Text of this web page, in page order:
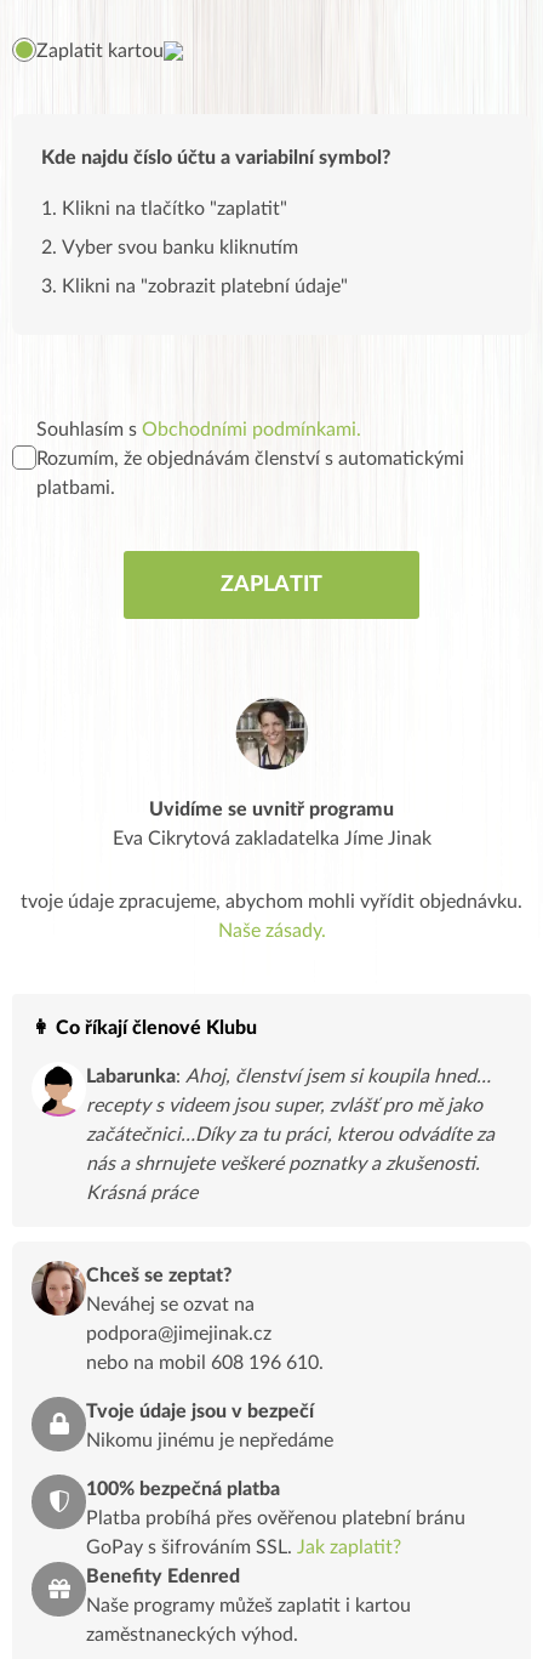
Zaplatit kartou
Kde najdu číslo účtu a variabilní symbol?
Klikni na tlačítko "zaplatit"
Vyber svou banku kliknutím
Klikni na "zobrazit platební údaje"
Souhlasím s Obchodními podmínkami.
Rozumím, že objednávám členství s automatickými
platbami.
Uvidíme se uvnitř programu
Eva Cikrytová zakladatelka Jíme Jinak
tvoje údaje zpracujeme, abychom mohli vyřídit objednávku.
Naše zásady.
👩 Co říkají členové Klubu
Labarunka: Ahoj, členství jsem si koupila hned…
recepty s videem jsou super, zvlášť pro mě jako
začátečnici…Díky za tu práci, kterou odvádíte za
nás a shrnujete veškeré poznatky a zkušenosti.
Krásná práce
Chceš se zeptat?
Neváhej se ozvat na
podpora@jimejinak.cz
nebo na mobil 608 196 610.
Tvoje údaje jsou v bezpečí
Nikomu jinému je nepředáme
100% bezpečná platba
Platba probíhá přes ověřenou platební bránu
GoPay s šifrováním SSL. Jak zaplatit?
Benefity Edenred
Naše programy můžeš zaplatit i kartou
zaměstnaneckých výhod.